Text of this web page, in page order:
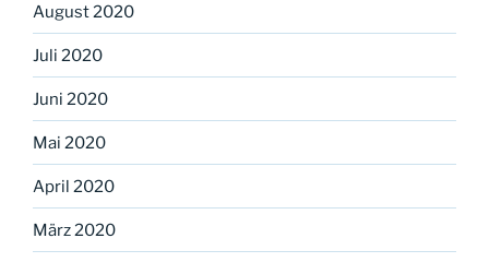
August 2020
Juli 2020
Juni 2020
Mai 2020
April 2020
März 2020